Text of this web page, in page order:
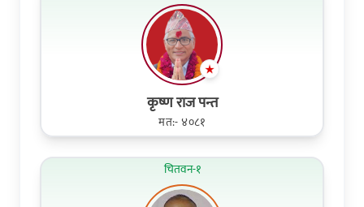
कृष्ण राज पन्त
मत:- ४०८१
चितवन-१